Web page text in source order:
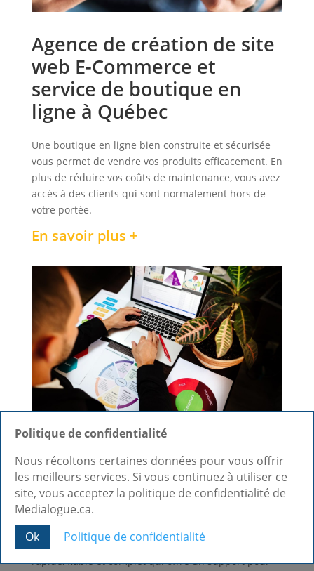
Agence de création de site
web E-Commerce et
service de boutique en
ligne à Québec
Une boutique en ligne bien construite et sécurisée
vous permet de vendre vos produits efficacement. En
plus de réduire vos coûts de maintenance, vous avez
accès à des clients qui sont normalement hors de
votre portée.
En savoir plus +
Service d’hébergement de
site web WordPress à
Québec
Vous cherchez un service d’hébergement de site web
rapide, fiable et complet qui offre un support pour
Politique de confidentialité
Nous récoltons certaines données pour vous offrir
les meilleurs services. Si vous continuez à utiliser ce
site, vous acceptez la politique de confidentialité de
Medialogue.ca.
Ok
Politique de confidentialité